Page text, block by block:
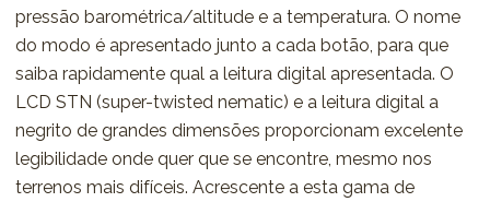
pressão barométrica/altitude e a temperatura. O nome
do modo é apresentado junto a cada botão, para que
saiba rapidamente qual a leitura digital apresentada. O
LCD STN (super-twisted nematic) e a leitura digital a
negrito de grandes dimensões proporcionam excelente
legibilidade onde quer que se encontre, mesmo nos
terrenos mais difíceis. Acrescente a esta gama de